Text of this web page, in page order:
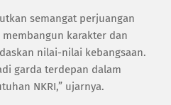
semangat perjuangan
karakter dan
nilai-nilai kebangsaan.
garda terdepan dalam
NKRI,” ujarnya.